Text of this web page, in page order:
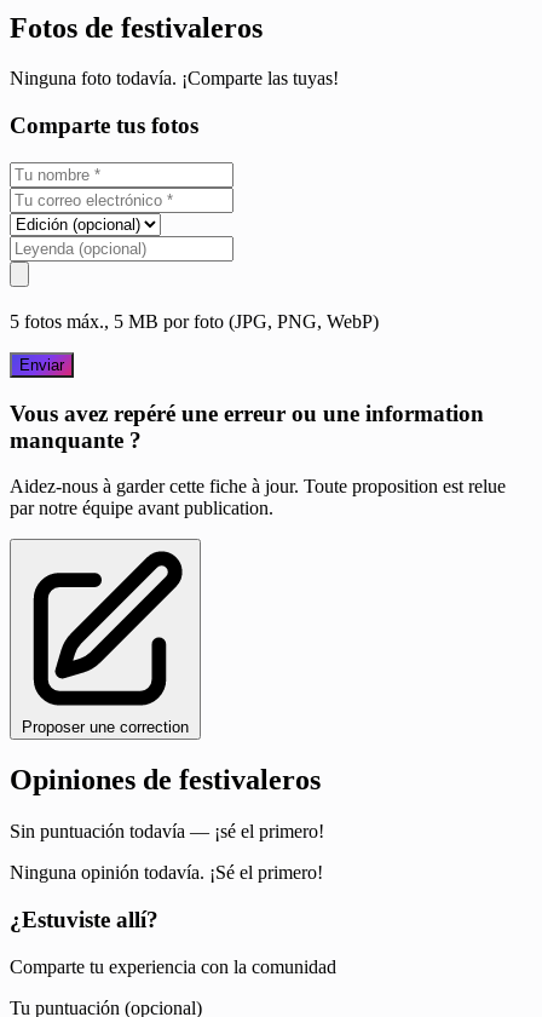
Fotos de festivaleros
Ninguna foto todavía. ¡Comparte las tuyas!
Comparte tus fotos
5 fotos máx., 5 MB por foto (JPG, PNG, WebP)
Enviar
Vous avez repéré une erreur ou une information
manquante ?
Aidez-nous à garder cette fiche à jour. Toute proposition est relue
par notre équipe avant publication.
Proposer une correction
Opiniones de festivaleros
Sin puntuación todavía — ¡sé el primero!
Ninguna opinión todavía. ¡Sé el primero!
¿Estuviste allí?
Comparte tu experiencia con la comunidad
Tu puntuación (opcional)